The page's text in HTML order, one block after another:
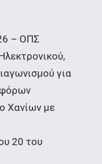
– ΟΠΣ
για
Χανίων με
20 του